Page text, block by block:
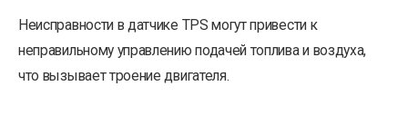
Неисправности в датчике TPS могут привести к
неправильному управлению подачей топлива и воздуха,
что вызывает троение двигателя.